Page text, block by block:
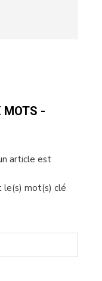
MOTS -
article est
le(s) mot(s) clé